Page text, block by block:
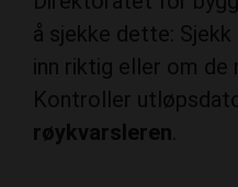
inn riktig eller om de
Kontroller
røykvarsleren
Hvorfor